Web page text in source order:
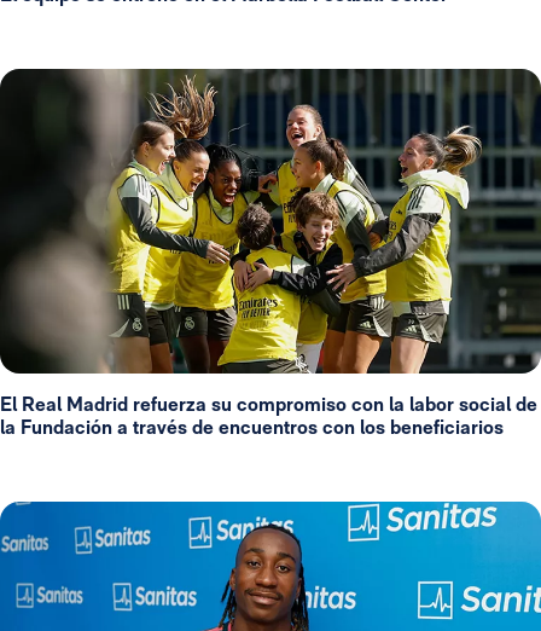
El Real Madrid refuerza su compromiso con la labor social de
la Fundación a través de encuentros con los beneficiarios